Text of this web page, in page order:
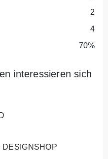
2
4
70%
interessieren sich
DESIGNSHOP